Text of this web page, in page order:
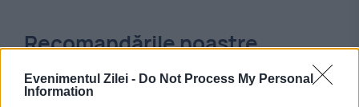
Evenimentul Zilei - Do Not Process My Personal
Information
Recomandările noastre